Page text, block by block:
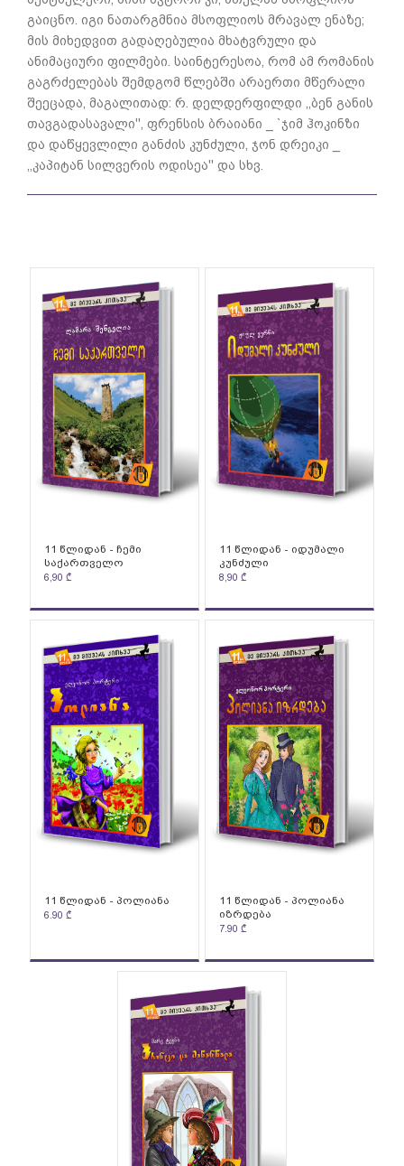
გაიცნო. იგი ნათარგმნია მსოფლიოს მრავალ ენაზე;
მის მიხედვით გადაღებულია მხატვრული და
ანიმაციური ფილმები. საინტერესოა, რომ ამ რომანის
გაგრძელებას შემდგომ წლებში არაერთი მწერალი
შეეცადა, მაგალითად: რ. დელდერფილდი ,,ბენ განის
თავგადასავალი'', ფრენსის ბრაიანი _ `ჯიმ ჰოკინზი
და დაწყევლილი განძის კუნძული, ჯონ დრეიკი _
,,კაპიტან სილვერის ოდისეა'' და სხვ.
11 წლიდან - ჩემი
საქართველო
6,90 ₾
11 წლიდან - იდუმალი
კუნძული
8,90 ₾
11 წლიდან - პოლიანა
6.90 ₾
11 წლიდან - პოლიანა
იზრდება
7.90 ₾